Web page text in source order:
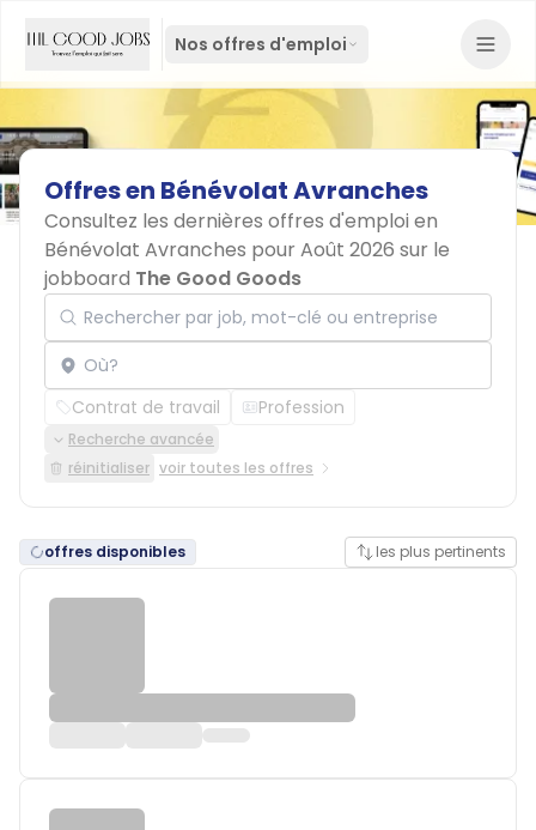
Nos offres d'emploi
Offresen BénévolatAvranches
Consultez les dernières offres d'emploi en
Bénévolat Avranches pour Août 2026 sur le
jobboard The Good Goods
Rechercher par job, mot-clé ou entreprise
Localisation
Contrat de travail Profession
Recherche avancée
réinitialiser voir toutes les offres
offres disponibles les plus pertinents